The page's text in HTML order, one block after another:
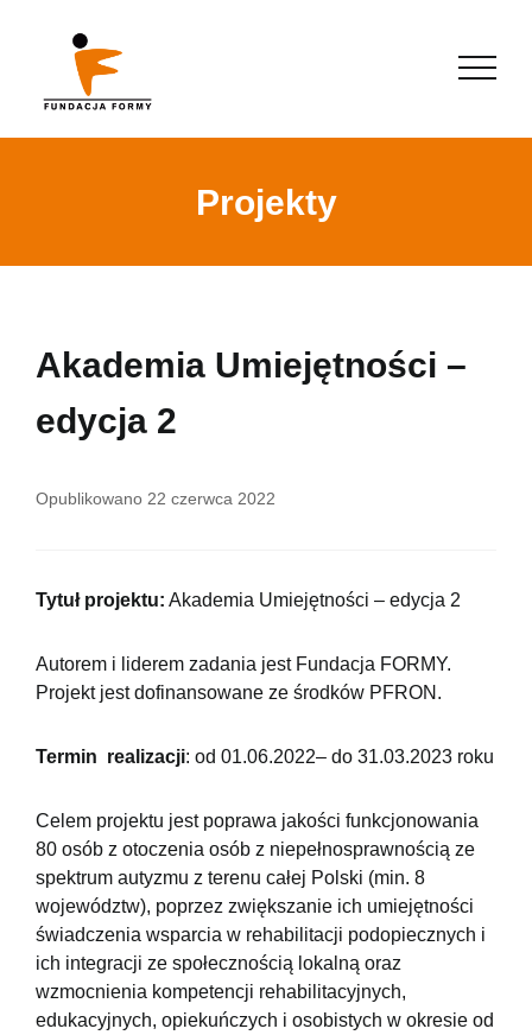
Projekty
Akademia Umiejętności –
edycja 2
Opublikowano 22 czerwca 2022
Tytuł projektu: Akademia Umiejętności – edycja 2
Autorem i liderem zadania jest Fundacja FORMY.
Projekt jest dofinansowane ze środków PFRON.
Termin realizacji: od 01.06.2022– do 31.03.2023 roku
Celem projektu jest poprawa jakości funkcjonowania
80 osób z otoczenia osób z niepełnosprawnością ze
spektrum autyzmu z terenu całej Polski (min. 8
województw), poprzez zwiększanie ich umiejętności
świadczenia wsparcia w rehabilitacji podopiecznych i
ich integracji ze społecznością lokalną oraz
wzmocnienia kompetencji rehabilitacyjnych,
edukacyjnych, opiekuńczych i osobistych w okresie od